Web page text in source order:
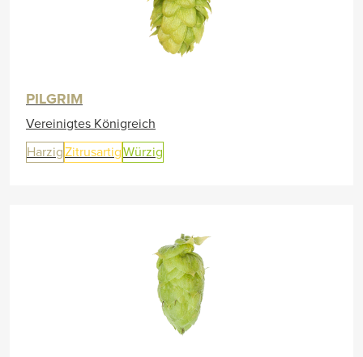
PILGRIM
Vereinigtes Königreich
HarzigZitrusartigWürzig